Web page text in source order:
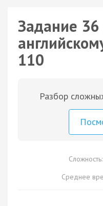
Задание 36
110
Разбор
Сложность:
Среднее